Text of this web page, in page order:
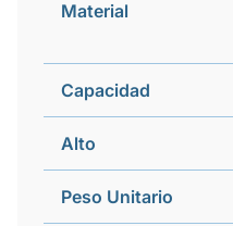
Material
Capacidad
Alto
Peso Unitario